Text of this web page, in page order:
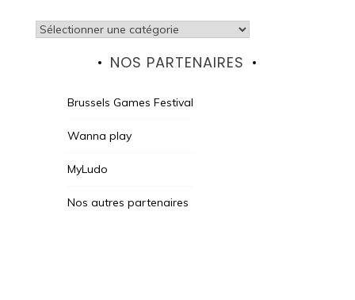
Catégories
NOS PARTENAIRES
Brussels Games Festival
Wanna play
MyLudo
Nos autres partenaires